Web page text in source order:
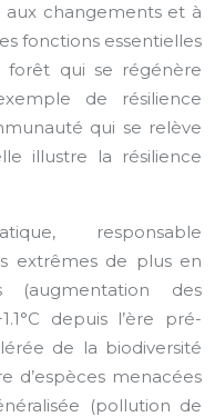
aux changements et à
fonctions essentielles
forêt qui se régénère
de résilience
qui se relève
illustre la résilience
responsable
extrêmes de plus en
des
depuis l’ère pré-
de la biodiversité
d’espèces menacées
(pollution de